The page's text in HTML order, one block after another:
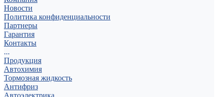
Новости
Политика конфиденциальности
Партнеры
Гарантия
Контакты
...
Продукция
Автохимия
Тормозная жидкость
Антифриз
Автоэлектрика